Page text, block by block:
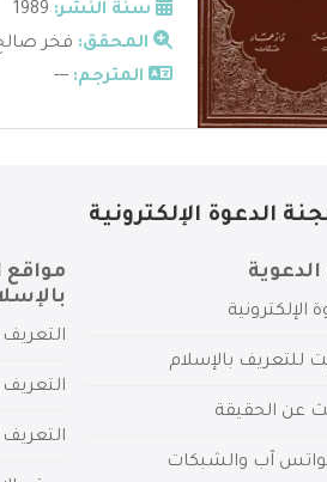
سنة النشر:
المحقق: فخر
المترجم: ---
الدعوة الإلكترونية
الدعوية
الإلكترونية
للتعريف بالإسلام
عن الحقيقة
آب والشبكات
مواقع
التعريف